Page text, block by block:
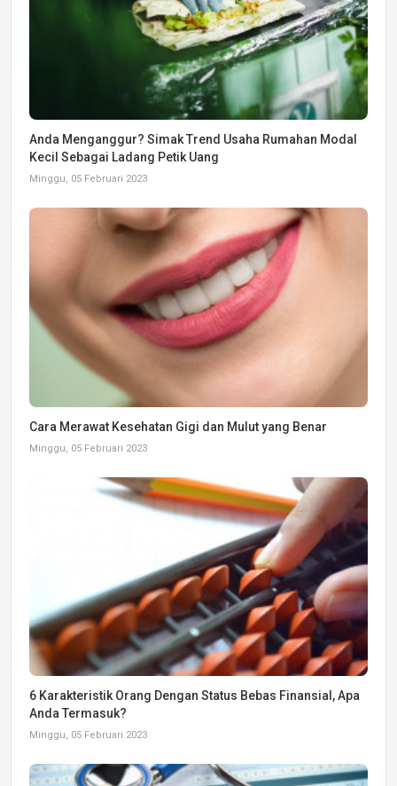
Anda Menganggur? Simak Trend Usaha Rumahan Modal
Kecil Sebagai Ladang Petik Uang
Minggu, 05 Februari 2023
Cara Merawat Kesehatan Gigi dan Mulut yang Benar
Minggu, 05 Februari 2023
6 Karakteristik Orang Dengan Status Bebas Finansial, Apa
Anda Termasuk?
Minggu, 05 Februari 2023